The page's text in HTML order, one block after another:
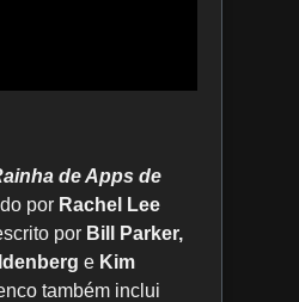
de Apps de
por Rachel Lee
por Bill Parker,
e Kim
também inclui